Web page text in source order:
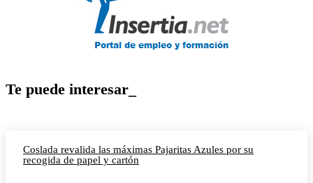
Te puede interesar_
Coslada revalida las máximas Pajaritas Azules por su
recogida de papel y cartón